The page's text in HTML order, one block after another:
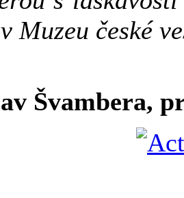
Muzeu české
Švambera,